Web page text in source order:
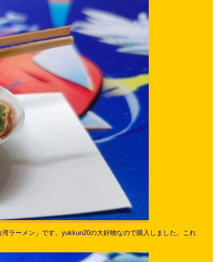
ラーメン」です。yukkun20の大好物なので購入しました。これ